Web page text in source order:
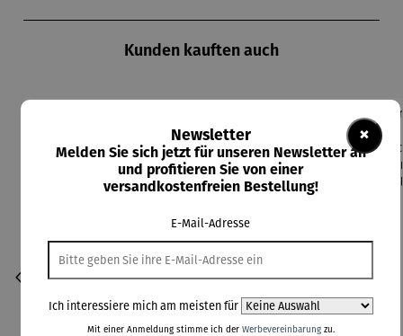
Kunden kauften auch
×
Newsletter
Melden Sie sich jetzt für unseren Newsletter an
und profitieren Sie von einer
versandkostenfreien Bestellung!
E-Mail-Adresse
Ich interessiere mich am meisten für
Mit einer Anmeldung stimme ich der Werbevereinbarungzu.